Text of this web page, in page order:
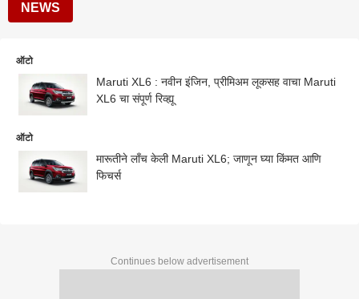
NEWS
ऑटो
Maruti XL6 : नवीन इंजिन, प्रीमिअम लूकसह वाचा Maruti
XL6 चा संपूर्ण रिव्ह्यू
ऑटो
मारूतीने लाँच केली Maruti XL6; जाणून घ्या किंमत आणि
फिचर्स
Continues below advertisement